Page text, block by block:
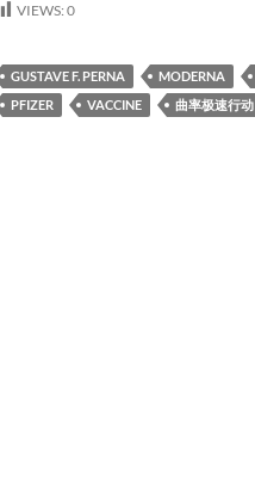
VIEWS: 0
GUSTAVE F. PERNA MODERNA
PFIZER
VACCINE 曲率极速行动